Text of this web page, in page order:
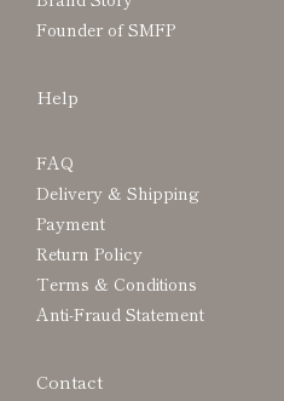
Founder of SMFP
Help
FAQ
Delivery & Shipping
Payment
Return Policy
Terms & Conditions
Anti-Fraud Statement
Contact